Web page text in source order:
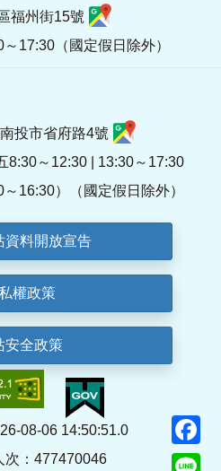
福州街15號
17:30（國定假日除外）
投市省府路4號
8:30～12:30 | 13:30～17:30
～16:30）（國定假日除外）
資料開放宣告
權政策
安全政策
08-06 14:50:51.0
次：477470046